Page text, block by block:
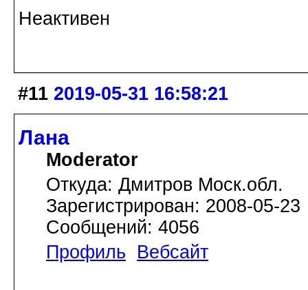
Неактивен
#11 2019-05-31 16:58:21
Лана
Moderator
Откуда: Дмитров Моск.обл.
Зарегистрирован: 2008-05-23
Сообщений: 4056
Профиль
Вебсайт